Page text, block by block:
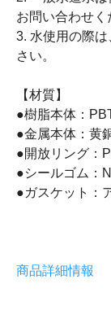
お問い合わせく
3. 水使用の際
さい。
【材質】
●樹脂本体：
●金属本体：黄
●開放リング：
●シールゴム：
●ガスケット：
商品詳細情報